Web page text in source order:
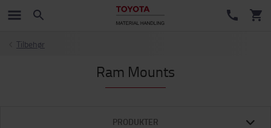
Tilbehør
Ram Mounts
PRODUKTER